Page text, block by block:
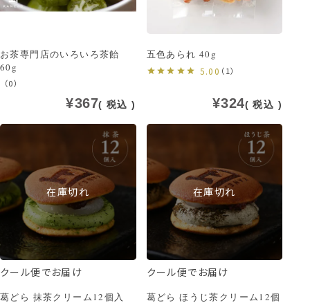
お茶専門店のいろいろ茶飴
60g
（0）
¥367 税込
五色あられ 40g
5.00 （1）
¥324 税込
在庫切れ
クール便でお届け
葛どら 抹茶クリーム12個入
在庫切れ
クール便でお届け
葛どら ほうじ茶クリーム12個